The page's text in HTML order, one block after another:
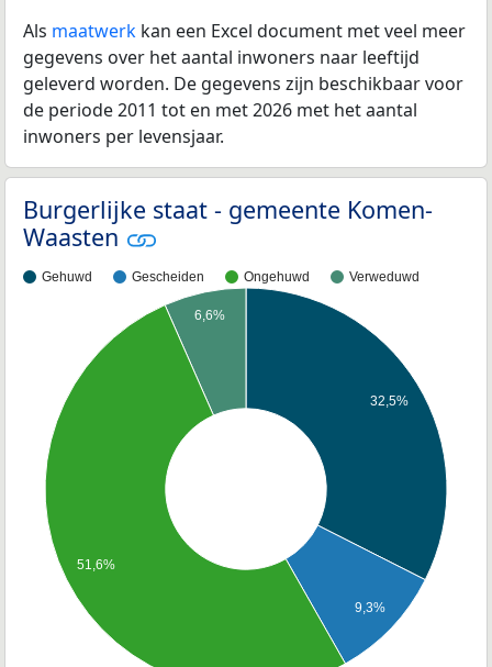
Als maatwerk kan een Excel document met veel meer
gegevens over het aantal inwoners naar leeftijd
geleverd worden. De gegevens zijn beschikbaar voor
de periode 2011 tot en met 2026 met het aantal
inwoners per levensjaar.
Burgerlijke staat - gemeente Komen-
Waasten
Gehuwd Gescheiden Ongehuwd Verweduwd
32,5%
9,3%
6,6%
51,6%